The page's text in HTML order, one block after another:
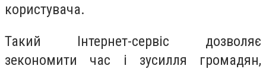
користувача.
Такий Інтернет-сервіс дозволяє
зекономити час і зусилля громадян,